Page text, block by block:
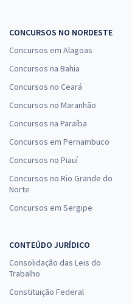
ou 12x de
Prefeitura de Catalão - GO -
Economize
Prefeitura de Catalão - GO - FMS
CONCURSOS NO NORDESTE
Concursos em Alagoas
Concursos na Bahia
Concursos no Ceará
Concursos no Maranhão
Concursos na Paraíba
Concursos em Pernambuco
Concursos no Piauí
Concursos no Rio Grande do
Norte
Concursos em Sergipe
CONTEÚDO JURÍDICO
Consolidação das Leis do
Trabalho
Constituição Federal